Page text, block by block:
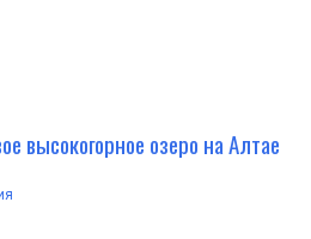
высокогорное озеро на Алтае